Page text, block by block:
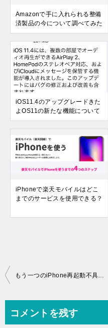
Amazonで手に入れられる整備
済製品の今について調べてみた
iOS11.4のアップグレードきた
よOS11の新たな機能について
iPhoneで楽天モバイルはどこ
までのサービスを使用できる？
投
ビ
もう一つのiPhone再起動不具合!!まさかのiOS11.2アップデート後に･･･なんと!その3最終
コメントを残す